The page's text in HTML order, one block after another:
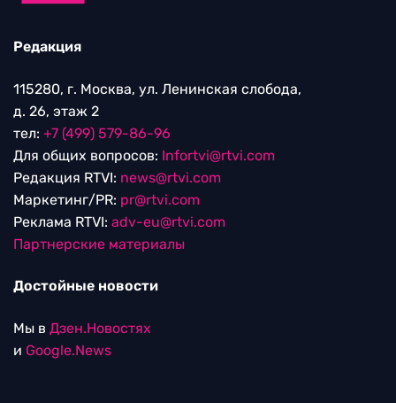
Редакция
115280, г. Москва, ул. Ленинская слобода,
д. 26, этаж 2
тел: +7 (499) 579-86-96
Для общих вопросов: Infortvi@rtvi.com
Редакция RTVI: news@rtvi.com
Маркетинг/PR: pr@rtvi.com
Реклама RTVI: adv-eu@rtvi.com
Партнерские материалы
Достойные новости
Мы в Дзен.Новостях
и Google.News